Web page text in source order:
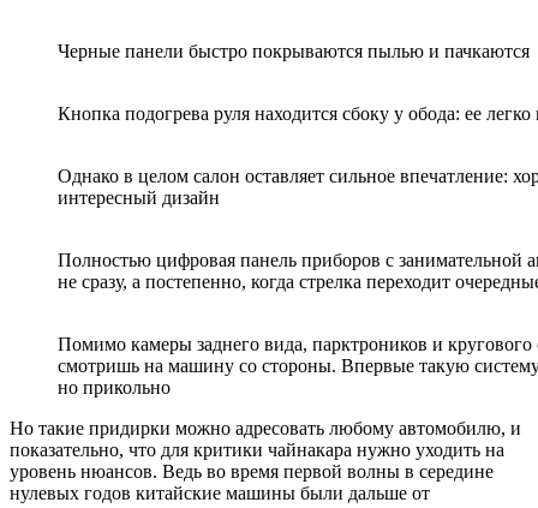
Черные панели быстро покрываются пылью и пачкаются
Кнопка подогрева руля находится сбоку у обода: ее
Однако в целом салон оставляет сильное впечатление:
интересный дизайн
Полностью цифровая панель приборов с
не сразу, а постепенно, когда стрелка переходит
Помимо камеры заднего вида, парктроников и кругового
смотришь на машину со стороны. Впервые такую
но прикольно
Но такие придирки можно адресовать любому автомобилю, и
показательно, что для критики чайнакара нужно уходить на
уровень нюансов. Ведь во время первой волны в середине
нулевых годов китайские машины были дальше от